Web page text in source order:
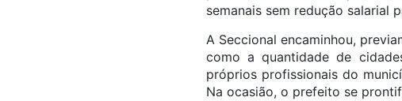
semanais sem redução salarial
A Seccional encaminhou,
como a quantidade de
próprios profissionais do
Na ocasião, o prefeito se